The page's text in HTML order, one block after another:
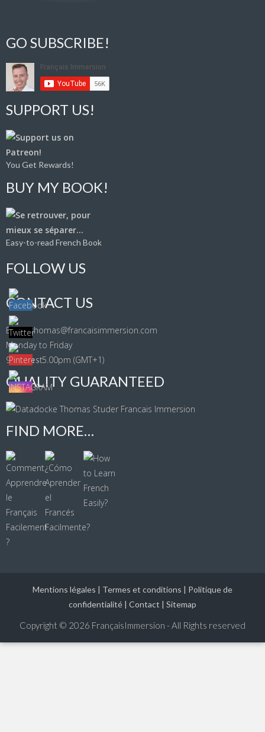
GO SUBSCRIBE!
SUPPORT US!
You Get Rewards!
BUY MY BOOK!
Easy-to-read French Book
FOLLOW US
CONTACT US
Email: thomas@francaisimmersion.com
Monday to Friday
9.00am - 5.00pm (GMT+1)
QUALITY GUARANTEED
FIND MORE…
Mentions légales Termes et conditions
Politique de
confidentialité
Contact Sitemap
Copyright © 2026 FrançaisImmersion - All Rights reserved